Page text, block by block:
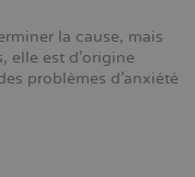
la cause, mais
elle est d'origine
problèmes d'anxiété